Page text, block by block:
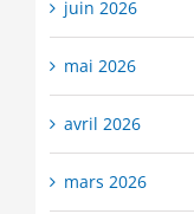
juin 2026
mai 2026
avril 2026
mars 2026